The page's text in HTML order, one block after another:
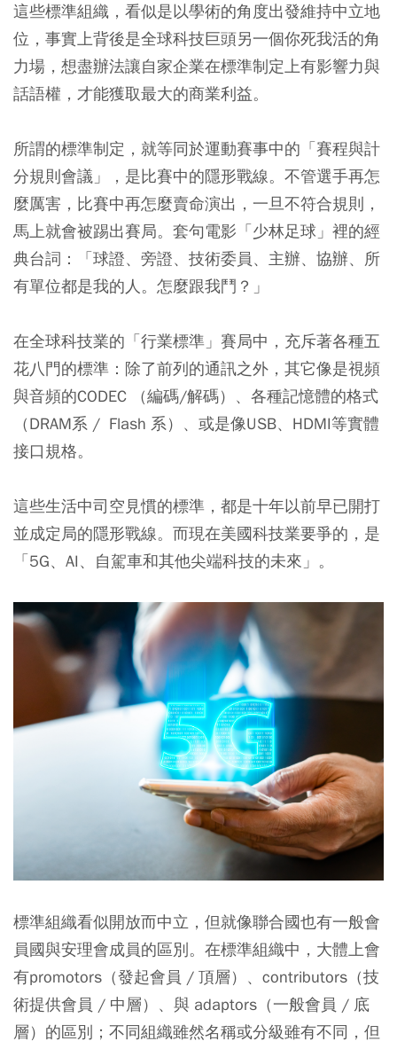
這些標準組織，看似是以學術的角度出發維持中立地
位，事實上背後是全球科技巨頭另一個你死我活的角
力場，想盡辦法讓自家企業在標準制定上有影響力與
話語權，才能獲取最大的商業利益。
所謂的標準制定，就等同於運動賽事中的「賽程與計
分規則會議」，是比賽中的隱形戰線。不管選手再怎
麼厲害，比賽中再怎麼賣命演出，一旦不符合規則，
馬上就會被踢出賽局。 套句電影「少林足球」裡的經
典台詞：「球證、旁證、技術委員、主辦、協辦、所
有單位都是我的人。怎麼跟我鬥？」
在全球科技業的「行業標準」賽局中，充斥著各種五
花八門的標準：除了前列的通訊之外，其它像是視頻
與音頻的CODEC （編碼/解碼）、各種記憶體的格式
（DRAM系 / Flash 系）、或是像USB、HDMI等實體
接口規格。
這些生活中司空見慣的標準，都是十年以前早已開打
並成定局的隱形戰線。 而現在美國科技業要爭的，是
「5G、AI、自駕車和其他尖端科技的未來」。
標準組織看似開放而中立，但就像聯合國也有一般會
員國與安理會成員的區別。在標準組織中，大體上會
有promotors（發起會員 / 頂層）、contributors（技
術提供會員 / 中層）、與 adaptors（一般會員 / 底
層）的區別；不同組織雖然名稱或分級雖有不同，但